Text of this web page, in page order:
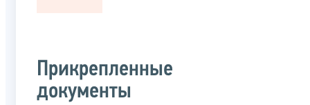
Прикрепленные
документы